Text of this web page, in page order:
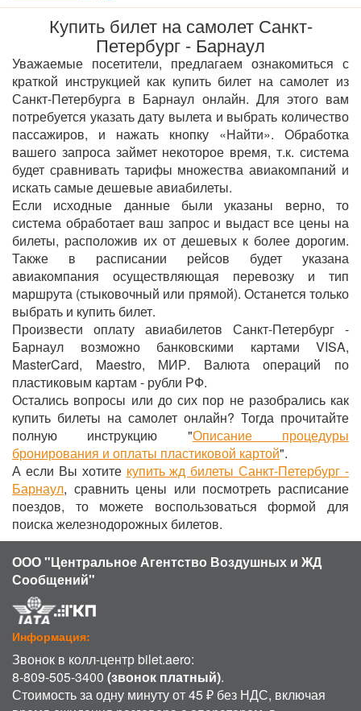
Купить билет на самолет Санкт-
Петербург - Барнаул
Уважаемые посетители, предлагаем ознакомиться с
краткой инструкцией как купить билет на самолет из
Санкт-Петербурга в Барнаул онлайн. Для этого вам
потребуется указать дату вылета и выбрать количество
пассажиров, и нажать кнопку «Найти». Обработка
вашего запроса займет некоторое время, т.к. система
будет сравнивать тарифы множества авиакомпаний и
искать самые дешевые авиабилеты.
Если исходные данные были указаны верно, то
система обработает ваш запрос и выдаст все цены на
билеты, расположив их от дешевых к более дорогим.
Также в расписании рейсов будет указана
авиакомпания осуществляющая перевозку и тип
маршрута (стыковочный или прямой). Останется только
выбрать и купить билет.
Произвести оплату авиабилетов Санкт-Петербург -
Барнаул возможно банковскими картами VISA,
MasterCard, Maestro, МИР. Валюта операций по
пластиковым картам - рубли РФ.
Остались вопросы или до сих пор не разобрались как
купить билеты на самолет онлайн? Тогда прочитайте
полную инструкцию "Описание процедуры
бронирования и оплаты пластиковой картой".
А если Вы хотите купить жд билеты Санкт-Петербург -
Барнаул, сравнить цены или посмотреть расписание
поездов, то можете воспользоваться формой для
поиска железнодорожных билетов.
ООО "Центральное Агентство Воздушных и ЖД
Сообщений"
Информация:
Звонок в колл-центр bilet.aero:
8-809-505-3400 (звонок платный).
Стоимость за одну минуту от 45 ₽ без НДС, включая